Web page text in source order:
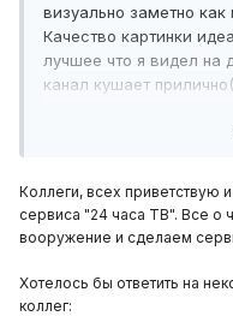
визуально заметно
Качество картинки
лучшее что я видел на
канал кушает
переключение
Функционал - он
установите и
посоветовать что бы
реально заморочились.
бы у TVIP-а
Коллеги, всех приветствую
сервиса "24 часа ТВ". Все о
вооружение и сделаем
Хотелось бы ответить на
коллег: